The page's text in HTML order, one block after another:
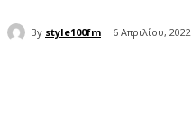
By style100fm 6 Απριλίου, 2022